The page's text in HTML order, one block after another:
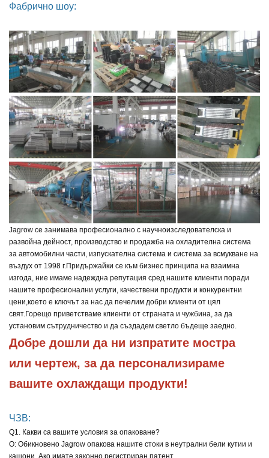
Фабрично шоу:
Jagrow се занимава професионално с научноизследователска и
развойна дейност, производство и продажба на охладителна система
за автомобилни части, изпускателна система и система за всмукване на
въздух от 1998 г.Придържайки се към бизнес принципа на взаимна
изгода, ние имаме надеждна репутация сред нашите клиенти поради
нашите професионални услуги, качествени продукти и конкурентни
цени,което е ключът за нас да печелим добри клиенти от цял
свят.Горещо приветстваме клиенти от страната и чужбина, за да
установим сътрудничество и да създадем светло бъдеще заедно.
Добре дошли да ни изпратите мостра
или чертеж, за да персонализираме
вашите охлаждащи продукти!
ЧЗВ:
Q1. Какви са вашите условия за опаковане?
О: Обикновено Jagrow опакова нашите стоки в неутрални бели кутии и